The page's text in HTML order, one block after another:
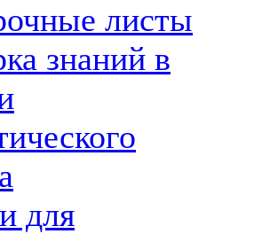
листы
знаний в
для